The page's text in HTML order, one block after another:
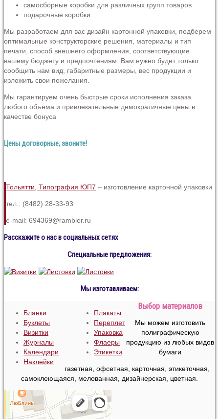
самосборные коробки для различных групп товаров
подарочные коробки
Мы разработаем для вас дизайн картонной упаковки, подберем
оптимальные конструкторские решения, материалы и тип
печати, способ внешнего оформления, соответствующие
вашему бюджету и предпочтениям. Вам нужно будет только
сообщить нам вид, габаритные размеры, вес продукции и
изложить свои пожелания.
Мы гарантируем очень быстрые сроки исполнения заказа
любого объема и привлекательные демократичные цены в
качестве бонуса
Цены договорные, звоните!
Тольятти, Типография ЮП7 – изготовление картонной упаковки
тел.: (8482) 28-33-93
e-mail: 694369@rambler.ru
Расскажите о нас в социальных сетях
Специальные предложения:
Мы изготавливаем:
Бланки
Буклеты
Визитки
Журналы
Календари
Наклейки
Плакаты
Переплет
Упаковка
Флаеры
Этикетки
Выбор материалов
Мы можем изготовить
полиграфическую
продукцию из любых видов
бумаги
газетная, офсетная, карточная, этикеточная,
самоклеющаяся, мелованная, дизайнерская, цветная.